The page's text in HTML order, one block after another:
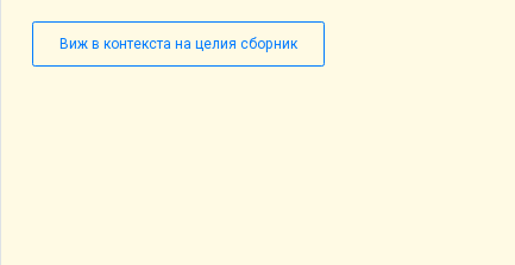
Виж в контекста на целия сборник